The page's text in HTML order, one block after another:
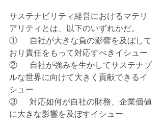
サステナビリティ経営におけるマテリ
アリティとは、以下のいずれかだ。
①	自社が大きな負の影響を及ぼして
おり責任をもって対応すべきイシュー
②	自社が強みを生かしてサステナブ
ルな世界に向けて大きく貢献できるイ
シュー
③	対応如何が自社の財務、企業価値
に大きな影響を及ぼすイシュー